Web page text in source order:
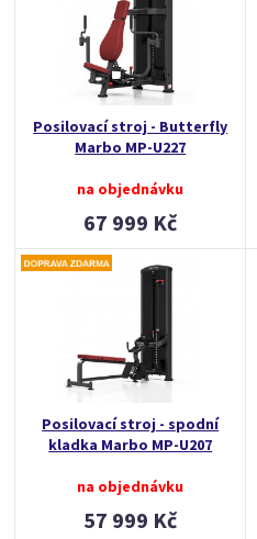
Posilovací stroj - Butterfly
Marbo MP-U227
na objednávku
67 999 Kč
Posilovací stroj - spodní
kladka Marbo MP-U207
na objednávku
57 999 Kč